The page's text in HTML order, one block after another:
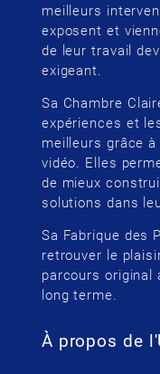
meilleurs
exposent et
de leur travail
exigeant.
Sa Chambre
expériences et
meilleurs grâce
vidéo. Elles
de mieux
solutions dans
Sa Fabrique des
retrouver le
parcours original
long terme.
À propos de